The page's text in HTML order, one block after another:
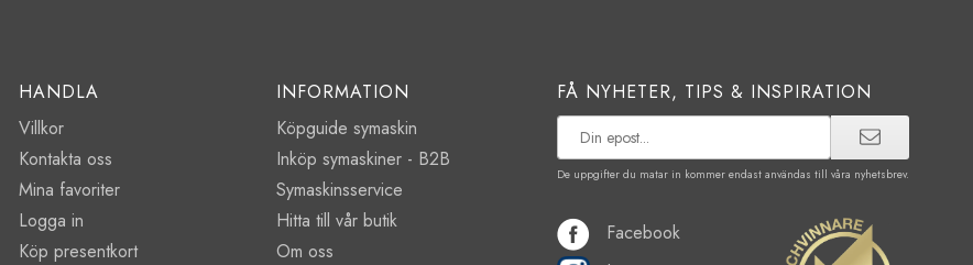
HANDLA
Villkor
Kontakta oss
Mina favoriter
Logga in
Köp presentkort
INFORMATION
Köpguide symaskin
Inköp symaskiner - B2B
Symaskinsservice
Hitta till vår butik
Om oss
FÅ NYHETER, TIPS & INSPIRATION
De uppgifter du matar in kommer endast användas till våra nyhetsbrev.
Facebook